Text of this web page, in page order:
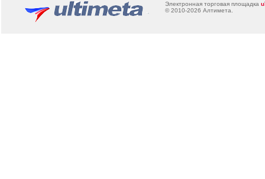
Электронная торговая площадка u
© 2010-2026 Алтимета